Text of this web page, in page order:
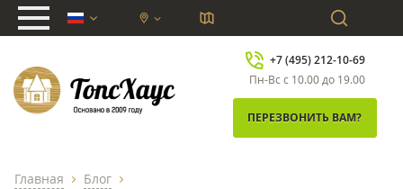
chevron_down
+7 (495) 212-10-69
Пн-Вс с 10.00 до 19.00
ПЕРЕЗВОНИТЬ ВАМ?
Главная chevron_right Блог chevron_right